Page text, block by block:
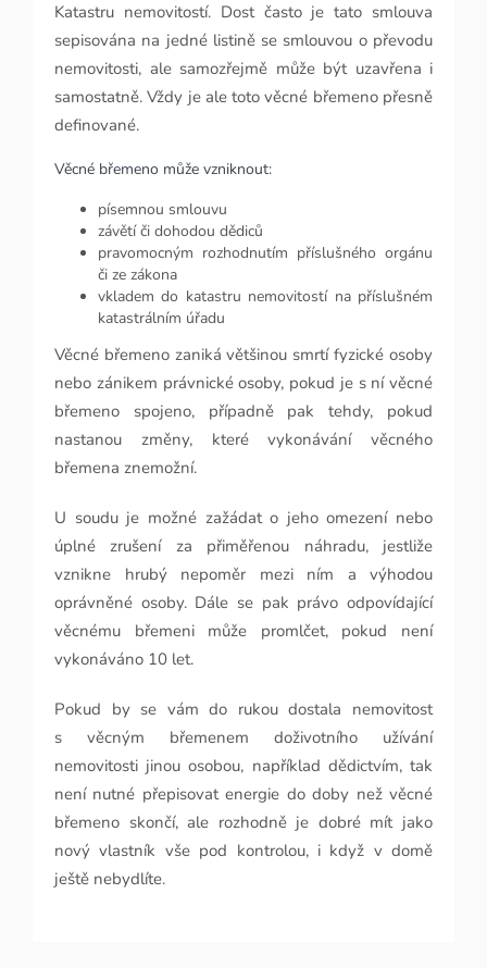
Katastru nemovitostí. Dost často je tato smlouva
sepisována na jedné listině se smlouvou o převodu
nemovitosti, ale samozřejmě může být uzavřena i
samostatně. Vždy je ale toto věcné břemeno přesně
definované.
Věcné břemeno může vzniknout:
písemnou smlouvu
závětí či dohodou dědiců
pravomocným rozhodnutím příslušného orgánu
či ze zákona
vkladem do katastru nemovitostí na příslušném
katastrálním úřadu
Věcné břemeno zaniká většinou smrtí fyzické osoby
nebo zánikem právnické osoby, pokud je s ní věcné
břemeno spojeno, případně pak tehdy, pokud
nastanou změny, které vykonávání věcného
břemena znemožní.
U soudu je možné zažádat o jeho omezení nebo
úplné zrušení za přiměřenou náhradu, jestliže
vznikne hrubý nepoměr mezi ním a výhodou
oprávněné osoby. Dále se pak právo odpovídající
věcnému břemeni může promlčet, pokud není
vykonáváno 10 let.
Pokud by se vám do rukou dostala nemovitost
s věcným břemenem doživotního užívání
nemovitosti jinou osobou, například dědictvím, tak
není nutné přepisovat energie do doby než věcné
břemeno skončí, ale rozhodně je dobré mít jako
nový vlastník vše pod kontrolou, i když v domě
ještě nebydlíte.